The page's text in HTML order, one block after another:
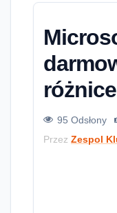
95 Odsłony
Przez Zespol